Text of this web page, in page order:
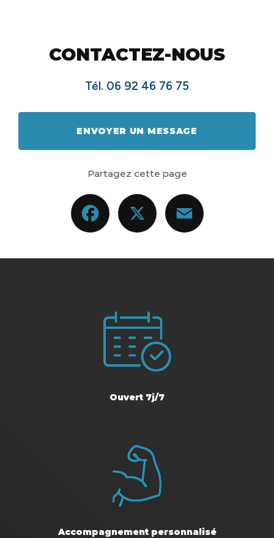
CONTACTEZ-NOUS
Tél. 06 92 46 76 75
ENVOYER UN MESSAGE
Partagez cette page
Facebook
Ouvert 7j/7
Accompagnement personnalisé